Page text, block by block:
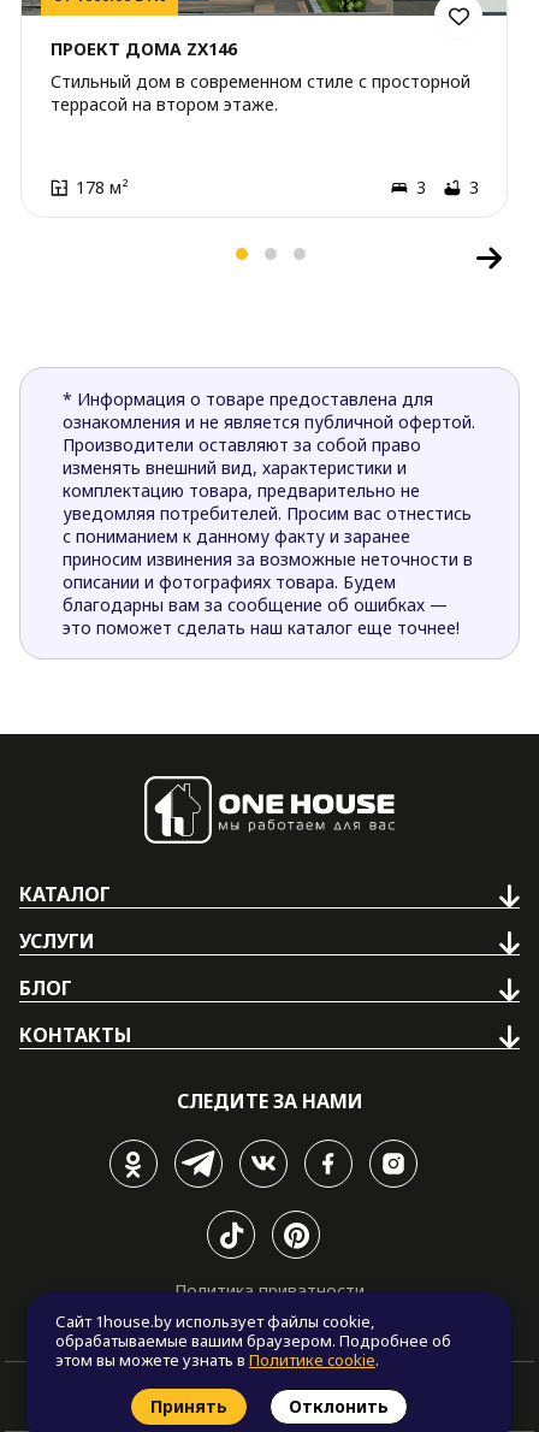
ПРОЕКТ ДОМА ZX146
Стильный дом в современном стиле с просторной
террасой на втором этаже.
178 м² 3 3
* Информация о товаре предоставлена для
ознакомления и не является публичной офертой.
Производители оставляют за собой право
изменять внешний вид, характеристики и
комплектацию товара, предварительно не
уведомляя потребителей. Просим вас отнестись
с пониманием к данному факту и заранее
приносим извинения за возможные неточности в
описании и фотографиях товара. Будем
благодарны вам за сообщение об ошибках —
это поможет сделать наш каталог еще точнее!
КАТАЛОГ
УСЛУГИ
БЛОГ
КОНТАКТЫ
СЛЕДИТЕ ЗА НАМИ
Политика приватности
Политика cookie
Сайт 1house.by использует файлы cookie,
обрабатываемые вашим браузером. Подробнее об
этом вы можете узнать вПолитике cookie.
Принять Отклонить